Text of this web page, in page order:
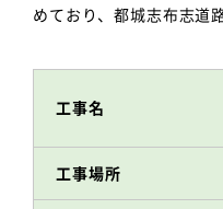
めており、都城志布志道
工事名
工事場所